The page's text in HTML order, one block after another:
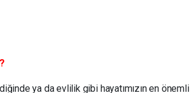
ya da evlilik gibi hayatımızın en önemli